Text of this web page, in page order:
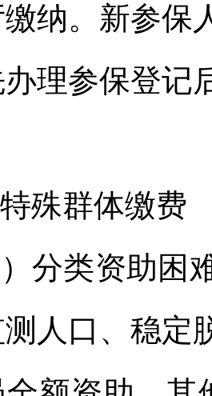
缴纳。新参保
理参保登记
殊群体缴费
）分类资助
人口、稳定